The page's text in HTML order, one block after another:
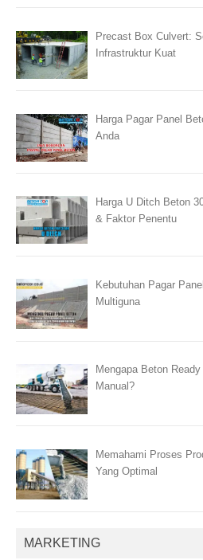
Precast Box Culvert:
Infrastruktur Kuat
Harga Pagar Panel
Anda
Harga U Ditch Beton
& Faktor Penentu
Kebutuhan Pagar
Multiguna
Mengapa Beton
Manual?
Memahami Proses
Yang Optimal
MARKETING